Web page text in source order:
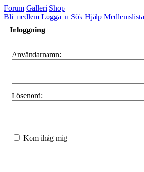
Forum Galleri Shop
Bli medlem Logga in Sök Hjälp Medlemslista
Inloggning
Användarnamn:
Lösenord:
Kom ihåg mig